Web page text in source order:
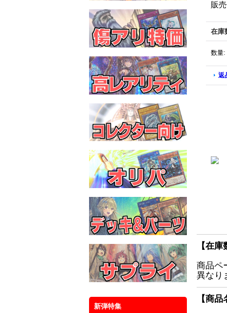
新弾特集
販
在庫
数量:
返
【在庫
商品ペ
異なり
【商